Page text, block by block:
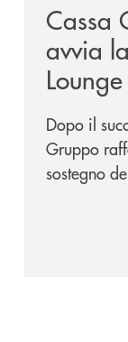
Cassa
avvia
Dopo il
Gruppo
sostegno